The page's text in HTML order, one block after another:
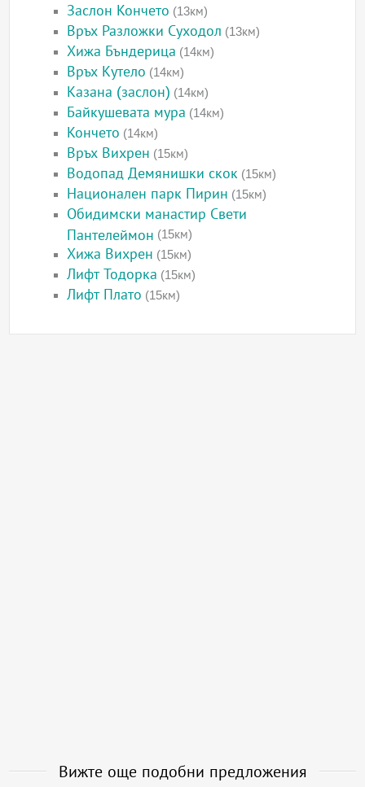
Заслон Кончето (13км)
Връх Разложки Суходол (13км)
Хижа Бъндерица (14км)
Връх Кутело (14км)
Казана (заслон) (14км)
Байкушевата мура (14км)
Кончето (14км)
Връх Вихрен (15км)
Водопад Демянишки скок (15км)
Национален парк Пирин (15км)
Обидимски манастир Свети
Пантелеймон (15км)
Хижа Вихрен (15км)
Лифт Тодорка (15км)
Лифт Плато (15км)
Вижте още подобни предложения